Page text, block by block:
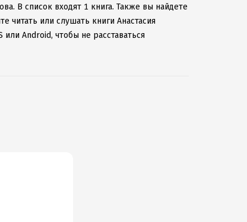
В список входят 1 книга. Также вы найдете
читать или слушать книги Анастасия
Android, чтобы не расставаться